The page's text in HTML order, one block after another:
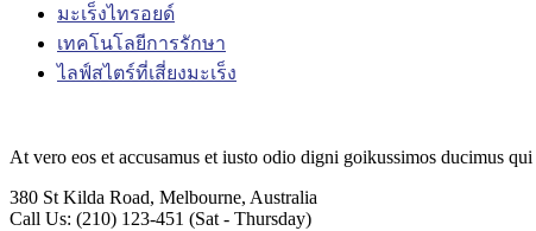
มะเร็งไทรอยด์
เทคโนโลยีการรักษา
ไลฟ์สไตร์ที่เสี่ยงมะเร็ง
At vero eos et accusamus et iusto odio digni goikussimos ducimus
380 St Kilda Road, Melbourne, Australia
Call Us: (210) 123-451 (Sat - Thursday)